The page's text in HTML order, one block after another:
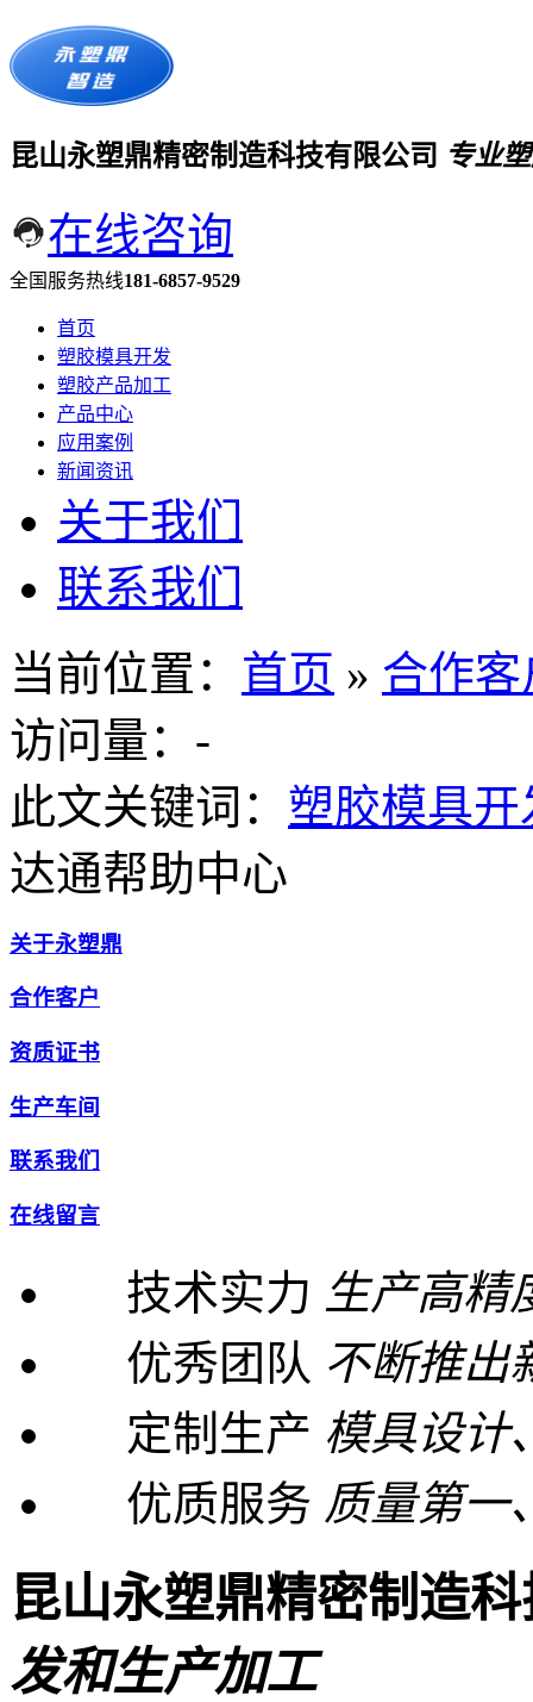
昆山永塑鼎精密制造科技有限公司 专业
在线咨询
全国服务热线181-6857-9529
首页
塑胶模具开发
塑胶产品加工
产品中心
应用案例
新闻资讯
关于我们
联系我们
当前位置： 首页 » 合作客
访问量： -
此文关键词： 塑胶模具开
达通帮助中心
关于永塑鼎
合作客户
资质证书
生产车间
联系我们
在线留言
技术实力 生产高精
优秀团队 不断推出
定制生产 模具设计
优质服务 质量第一
昆山永塑鼎精密制造
发和生产加工